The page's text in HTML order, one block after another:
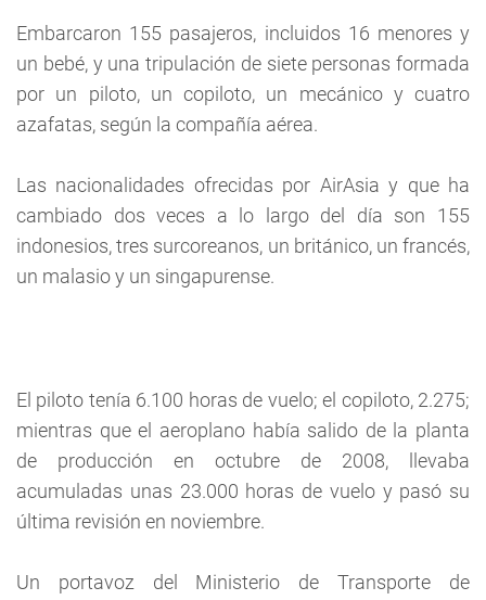
Embarcaron 155 pasajeros, incluidos 16 menores y
un bebé, y una tripulación de siete personas formada
por un piloto, un copiloto, un mecánico y cuatro
azafatas, según la compañía aérea.
Las nacionalidades ofrecidas por AirAsia y que ha
cambiado dos veces a lo largo del día son 155
indonesios, tres surcoreanos, un británico, un francés,
un malasio y un singapurense.
El piloto tenía 6.100 horas de vuelo; el copiloto, 2.275;
mientras que el aeroplano había salido de la planta
de producción en octubre de 2008, llevaba
acumuladas unas 23.000 horas de vuelo y pasó su
última revisión en noviembre.
Un portavoz del Ministerio de Transporte de